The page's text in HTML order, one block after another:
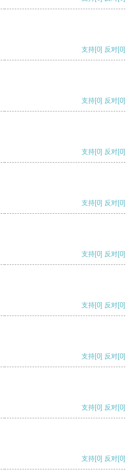
支持[0] 反对[0]
支持[0] 反对[0]
支持[0] 反对[0]
支持[0] 反对[0]
支持[0] 反对[0]
支持[0] 反对[0]
支持[0] 反对[0]
支持[0] 反对[0]
支持[0] 反对[0]